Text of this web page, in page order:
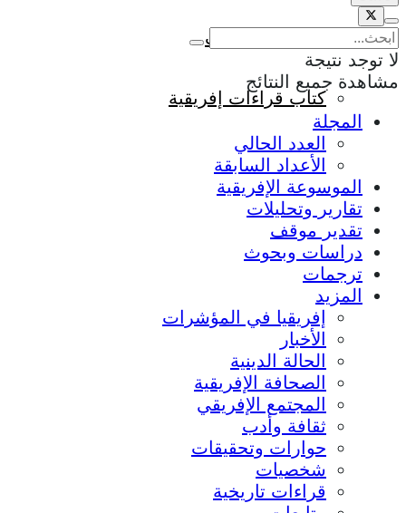
منظمات وهيئات
كتاب قراءات إفريقية
لا توجد نتيجة
مشاهدة جميع النتائج
المجلة
العدد الحالي
الأعداد السابقة
الموسوعة الإفريقية
تقارير وتحليلات
تقدير موقف
دراسات وبحوث
ترجمات
المزيد
إفريقيا في المؤشرات
الأخبار
الحالة الدينية
الصحافة الإفريقية
المجتمع الإفريقي
ثقافة وأدب
حوارات وتحقيقات
شخصيات
قراءات تاريخية